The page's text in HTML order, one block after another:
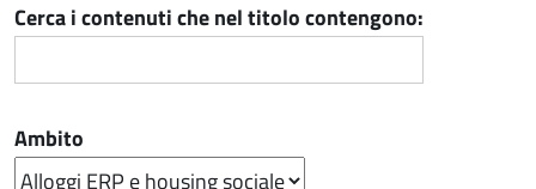
Cerca i contenuti che nel titolo contengono:
Ambito